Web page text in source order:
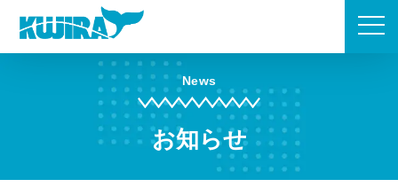
Skip
News
お知らせ